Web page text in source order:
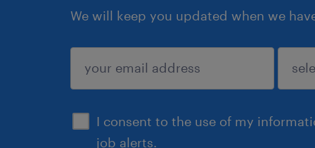
We will keep you updated when we
I consent to the use of my
job alerts.
submit